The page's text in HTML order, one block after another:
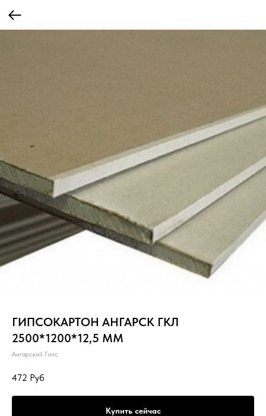
ГИПСОКАРТОН АНГАРСК ГКЛ
2500*1200*12,5 ММ
Ангарский Гипс
472 Руб
Купить сейчас